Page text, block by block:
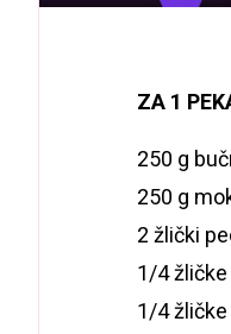
ZA 1
250 g
250 g
2 žlički
1/4
1/4